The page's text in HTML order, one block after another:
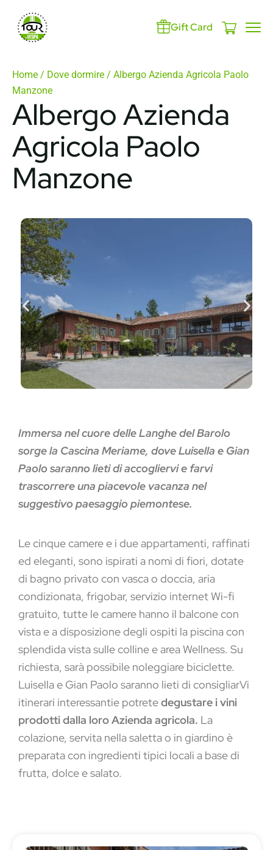
Gift Card
Home / Dove dormire / Albergo Azienda Agricola Paolo
Manzone
Albergo Azienda
Agricola Paolo
Manzone
Immersa nel cuore delle Langhe del Barolo
sorge la Cascina Meriame, dove Luisella e Gian
Paolo saranno lieti di accogliervi e farvi
trascorrere una piacevole vacanza nel
suggestivo paesaggio piemontese.
Le cinque camere e i due appartamenti, raffinati
ed eleganti, sono ispirati a nomi di fiori, dotate
di bagno privato con vasca o doccia, aria
condizionata, frigobar, servizio internet Wi-fi
gratuito, tutte le camere hanno il balcone con
vista e a disposizione degli ospiti la piscina con
splendida vista sulle colline e area Wellness. Su
richiesta, sarà possibile noleggiare biciclette.
Luisella e Gian Paolo saranno lieti di consigliarVi
itinerari interessantie potretedegustare i vini
prodotti dalla loro Azienda agricola. La
colazione, servita nella saletta o in giardino è
preparata con ingredienti tipici locali a base di
frutta, dolce e salato.